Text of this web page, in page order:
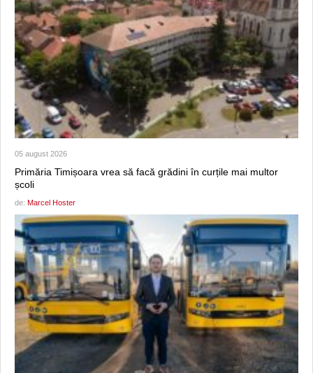
05 august 2026
Primăria Timișoara vrea să facă grădini în curțile mai multor
școli
de: Marcel Hoster